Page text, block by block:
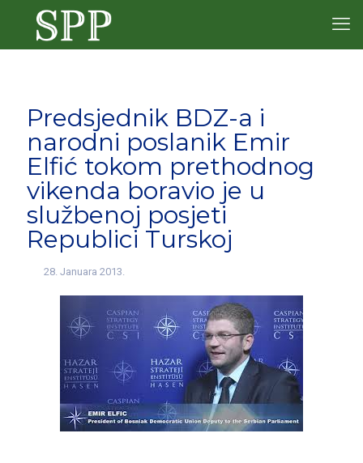
Predsjednik BDZ-a i
narodni poslanik Emir
Elfić tokom prethodnog
vikenda boravio je u
službenoj posjeti
Republici Turskoj
28. Januara 2013.